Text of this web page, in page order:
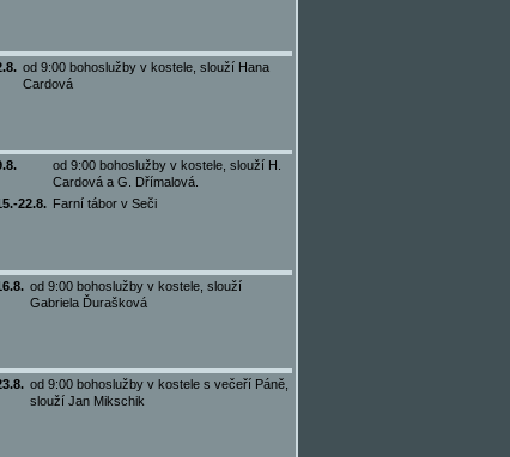
od 9:00 bohoslužby v kostele, slouží Hana
Cardová
od 9:00 bohoslužby v kostele, slouží H.
Cardová a G. Dřímalová.
22.8. Farní tábor v Seči
od 9:00 bohoslužby v kostele, slouží
Gabriela Ďurašková
od 9:00 bohoslužby v kostele s večeří Páně,
slouží Jan Mikschik